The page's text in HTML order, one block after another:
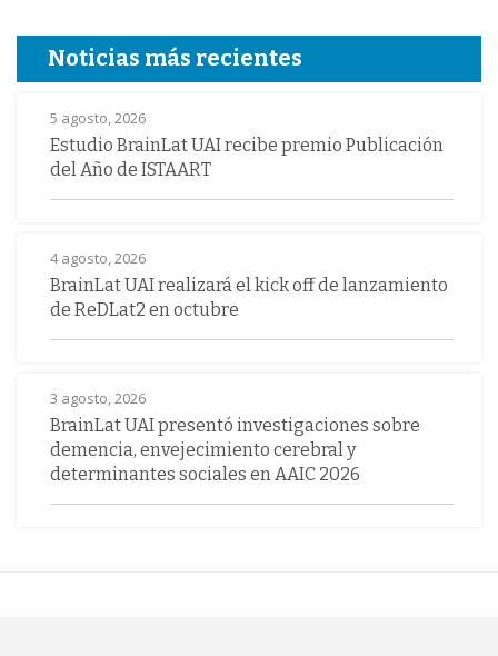
Noticias más recientes
5 agosto, 2026
Estudio BrainLat UAI recibe premio Publicación
del Año de ISTAART
4 agosto, 2026
BrainLat UAI realizará el kick off de lanzamiento
de ReDLat2 en octubre
3 agosto, 2026
BrainLat UAI presentó investigaciones sobre
demencia, envejecimiento cerebral y
determinantes sociales en AAIC 2026